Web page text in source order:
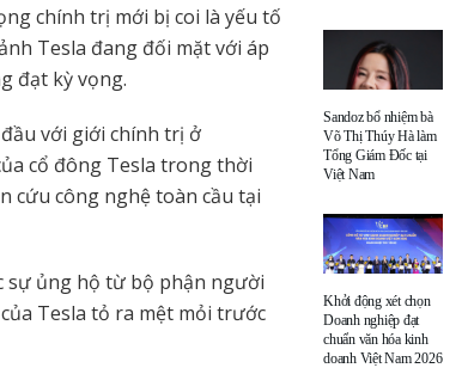
chính trị mới bị coi là yếu tố
Tesla đang đối mặt với áp
đạt kỳ vọng.
với giới chính trị ở
cổ đông Tesla trong thời
cứu công nghệ toàn cầu tại
sự ủng hộ từ bộ phận người
Tesla tỏ ra mệt mỏi trước
Sandoz bổ nhiệm bà
Võ Thị Thúy Hà làm
Tổng Giám Đốc tại
Việt Nam
Khởi động xét chọn
Doanh nghiệp đạt
chuẩn văn hóa kinh
doanh Việt Nam 2026